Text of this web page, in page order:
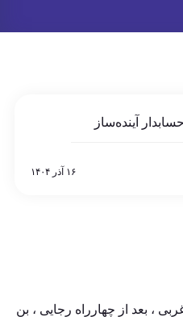
آینده‌ساز
۱۶ آذر ۱۴۰۴
، بعد از چهارراه رجایی ، بن